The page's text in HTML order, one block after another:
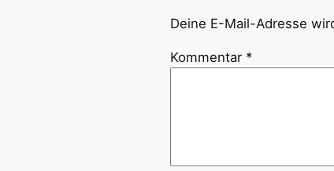
Deine E-Mail-Adresse
Kommentar *